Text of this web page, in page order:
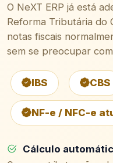
O NeXT ERP já está
Reforma Tributária do
notas fiscais
sem se preocupar
IBS CBS
NF-e / NFC-e
Cálculo